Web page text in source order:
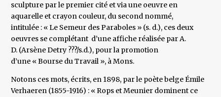
sculpture par le premier cité et via une oeuvre en
aquarelle et crayon couleur, du second nommé,
intitulée : « Le Semeur des Paraboles » (s. d.), ces deux
oeuvres se complétant d’une affiche réalisée par A.
D. (Arsène Detry ???/s.d.), pour la promotion
d’une « Bourse du Travail », à Mons.
Notons ces mots, écrits, en 1898, par le poète belge Émile
Verhaeren (1855-1916) : « Rops et Meunier dominent ce